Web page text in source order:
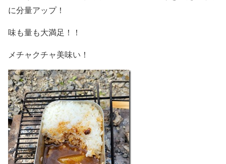
に分量アップ！
味も量も大満足！！
メチャクチャ美味い！